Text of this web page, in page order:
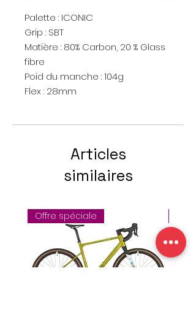
Palette : ICONIC
Grip : SBT
Matière : 80% Carbon, 20 % Glass
fibre
Poid du manche : 104g
Flex : 28mm
Articles
similaires
Offre spéciale